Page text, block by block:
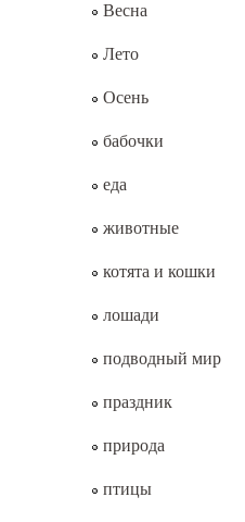
Весна
Лето
Осень
бабочки
еда
животные
котята и кошки
лошади
подводный мир
праздник
природа
птицы